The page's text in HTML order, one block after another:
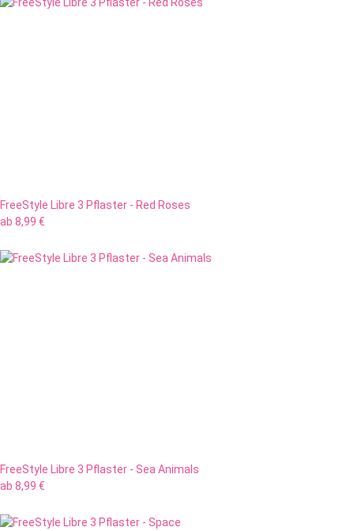
FreeStyle Libre 3 Pflaster - Red Roses
ab 8,99 €
FreeStyle Libre 3 Pflaster - Sea Animals
ab 8,99 €